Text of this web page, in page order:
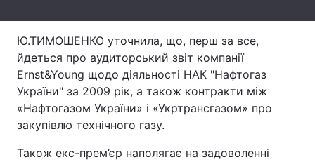
Ю.ТИМОШЕНКО уточнила, що, перш за все,
йдеться про аудиторський звіт компанії
Ernst&Young щодо діяльності НАК "Нафтогаз
України" за 2009 рік, а також контракти між
«Нафтогазом України» і «Укртрансгазом» про
закупівлю технічного газу.
Також екс-прем’єр наполягає на задоволенні